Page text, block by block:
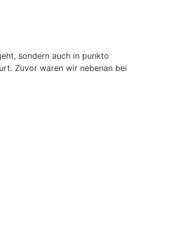
sondern auch in punkto
Zuvor waren wir nebenan bei